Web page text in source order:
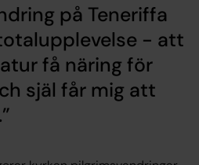
på Teneriffa
- att
få näring för
själ får mig att